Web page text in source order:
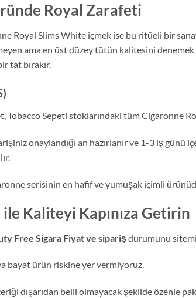
Royal Zarafeti
Royal Slims White içmek ise bu ritüeli bir
ama en üst düzey tütün kalitesini
tat bırakır.
Tobacco Sepeti stoklarındaki tüm Cigaronne
onaylandığı an hazırlanır ve 1-3 iş günü
serisinin en hafif ve yumuşak içimli
Kaliteyi Kapınıza Getirin
Free Sigara Fiyat ve siparişdurumunu
bayat ürün riskine yer vermiyoruz.
dışarıdan belli olmayacak şekilde özenle